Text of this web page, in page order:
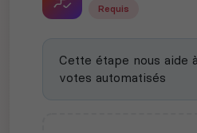
Requis
Cette étape nous aide
votes automatisés